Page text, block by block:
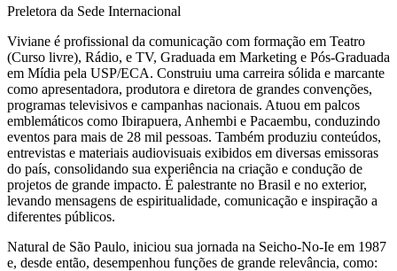
Preletora da Sede Internacional
Viviane é profissional da comunicação com formação em Teatro
(Curso livre), Rádio, e TV, Graduada em Marketing e Pós-Graduada
em Mídia pela USP/ECA. Construiu uma carreira sólida e marcante
como apresentadora, produtora e diretora de grandes convenções,
programas televisivos e campanhas nacionais. Atuou em palcos
emblemáticos como Ibirapuera, Anhembi e Pacaembu, conduzindo
eventos para mais de 28 mil pessoas. Também produziu conteúdos,
entrevistas e materiais audiovisuais exibidos em diversas emissoras
do país, consolidando sua experiência na criação e condução de
projetos de grande impacto. É palestrante no Brasil e no exterior,
levando mensagens de espiritualidade, comunicação e inspiração a
diferentes públicos.
Natural de São Paulo, iniciou sua jornada na Seicho-No-Ie em 1987
e, desde então, desempenhou funções de grande relevância, como: